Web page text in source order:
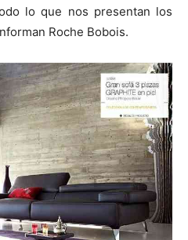
lo que nos presentan los
Roche Bobois.